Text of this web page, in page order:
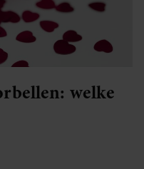
welke